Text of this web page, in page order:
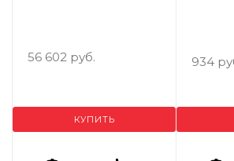
56 602 руб.
КУПИТЬ
934